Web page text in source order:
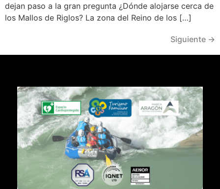
dejan paso a la gran pregunta ¿Dónde alojarse cerca de
los Mallos de Riglos? La zona del Reino de los […]
Siguiente →